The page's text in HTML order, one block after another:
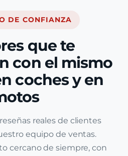
DE CONFIANZA
que te
con el mismo
coches y en
reales de clientes
equipo de ventas.
cercano de siempre, con